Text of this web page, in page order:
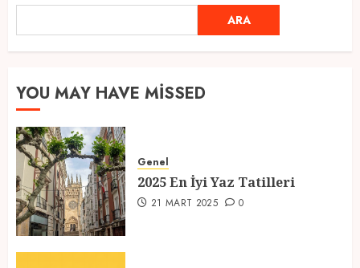
Ramazan Ayı 2025: Manevi
Atmosfer ve Özel Hazırlıklar
1
21 MART 2025
ARA
YOU MAY HAVE MISSED
Genel
2025 En İyi Yaz Tatilleri
21 MART 2025 0